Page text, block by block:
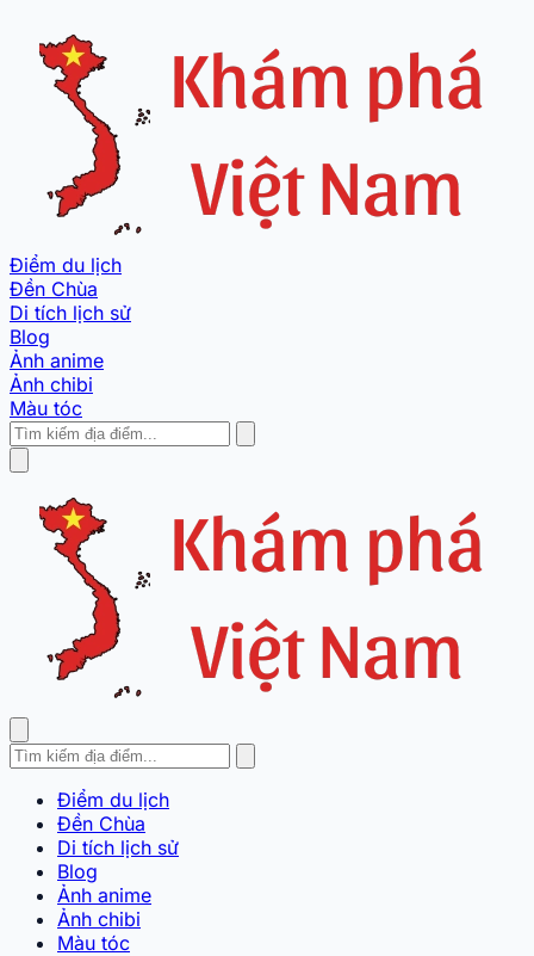
Điểm du lịch
Đền Chùa
Di tích lịch sử
Blog
Ảnh anime
Ảnh chibi
Màu tóc
Điểm du lịch
Đền Chùa
Di tích lịch sử
Blog
Ảnh anime
Ảnh chibi
Màu tóc